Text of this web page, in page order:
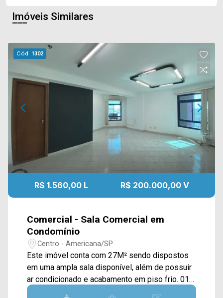
Imóveis Similares
Cód. 1302
R$ 1.560,00 L R$ 200.000,00 V
Comercial - Sala Comercial em
Condomínio
Centro - Americana/SP
Este imóvel conta com 27M² sendo dispostos
em uma ampla sala disponível, além de possuir
ar condicionado e acabamento em piso frio. 01
banheiro social; 01 vaga de garagem. Este